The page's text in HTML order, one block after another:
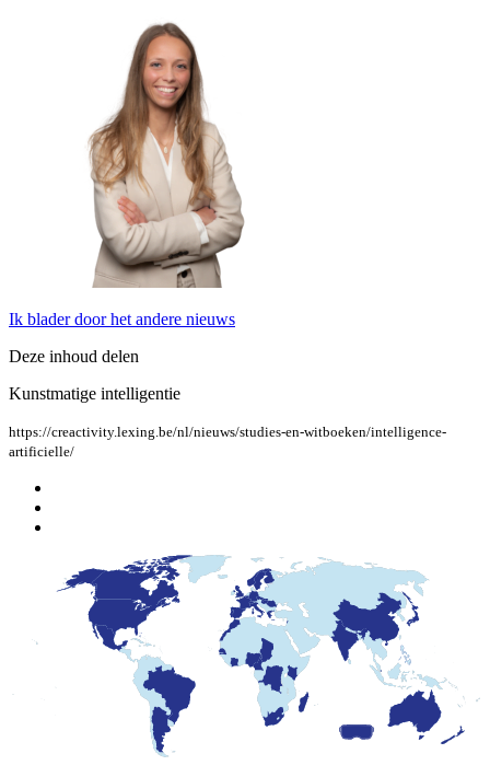
Ik blader door het andere nieuws
Deze inhoud delen
Kunstmatige intelligentie
https://creactivity.lexing.be/nl/nieuws/studies-en-witboeken/intelligence-
artificielle/